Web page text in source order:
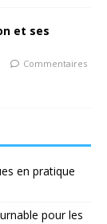
et ses
Commentaires
en pratique
pour les